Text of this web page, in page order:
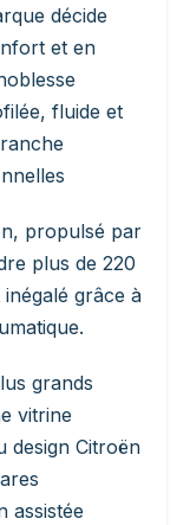
décide
et en
fluide et
propulsé par
plus de 220
grâce à
grands
vitrine
design Citroën
assistée